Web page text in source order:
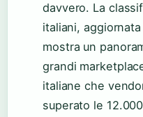
davvero. La
italiani,
mostra un
grandi
italiane che
superato le